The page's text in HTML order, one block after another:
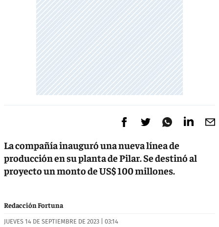
La compañía inauguró una nueva línea de
producción en su planta de Pilar. Se destinó al
proyecto un monto de US$ 100 millones.
Redacción Fortuna
JUEVES 14 DE SEPTIEMBRE DE 2023 | 03:14